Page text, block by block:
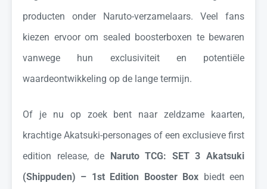
producten onder Naruto-verzamelaars. Veel fans
kiezen ervoor om sealed boosterboxen te bewaren
vanwege hun exclusiviteit en potentiële
waardeontwikkeling op de lange termijn.
Of je nu op zoek bent naar zeldzame kaarten,
krachtige Akatsuki-personages of een exclusieve first
edition release, de Naruto TCG: SET 3 Akatsuki
(Shippuden) – 1st Edition Booster Box biedt een